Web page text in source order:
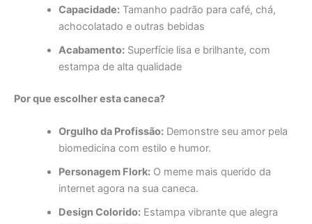
Capacidade:Tamanho padrão para café, chá,
achocolatado e outras bebidas
Acabamento:Superfície lisa e brilhante, com
estampa de alta qualidade
Por que escolher esta caneca?
Orgulho da Profissão:Demonstre seu amor pela
biomedicina com estilo e humor.
Personagem Flork:O meme mais querido da
internet agora na sua caneca.
Design Colorido:Estampa vibrante que alegra